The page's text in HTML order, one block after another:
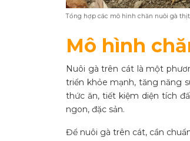
Tổng hợp các mô hình chăn nuôi gà
Mô hình
Nuôi gà trên cát là một
triển khỏe mạnh, tăng năng
thức ăn, tiết kiệm diện tích
ngon, đặc sản.
Để nuôi gà trên cát, cần